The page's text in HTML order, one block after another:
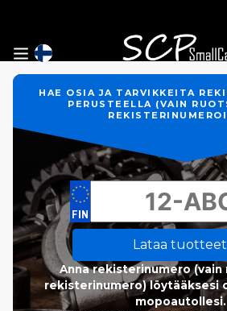
HAE OSIA JA TARVIKKEITA
PERUSTEELLA (VAIN
Lataa tuotteet
Anna rekisterinumero (vain
rekisterinumero) löytääksesi
mopoautollesi.